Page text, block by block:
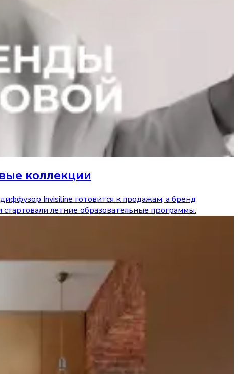
коллекции
Invisiline готовится к продажам, а бренд
летние образовательные программы.